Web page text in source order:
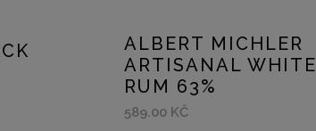
ALBERT MICHLER
ARTISANAL WHITE
RUM 63%
589.00 KČ